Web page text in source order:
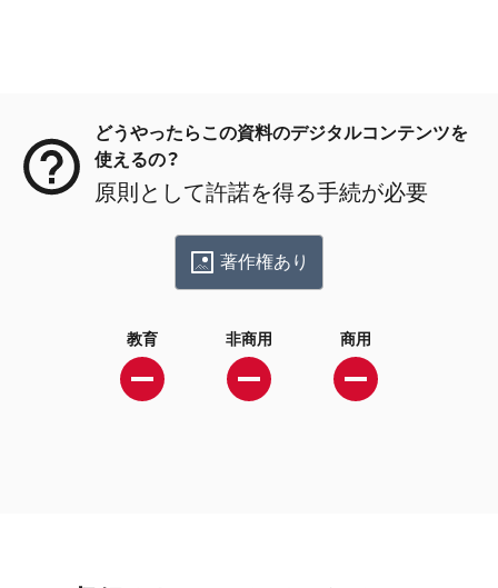
どうやったらこの資料のデジタルコンテンツを
使えるの？
原則として許諾を得る手続が必要
著作権あり
教育 非商用 商用